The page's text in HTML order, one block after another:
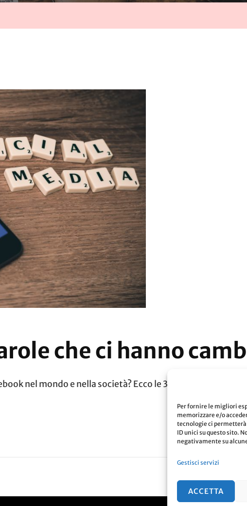
Per fornire le migliori
memorizzare e/o
tecnologie ci
ID unici su questo sito.
negativamente su
Gestisci servizi
ACCETTA
che ci hanno
nel mondo e nella società? Ecco le 3 parole più usate.